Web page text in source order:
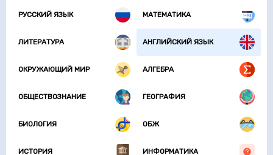
РУССКИЙ ЯЗЫК МАТЕМАТИКА
ЛИТЕРАТУРА АНГЛИЙСКИЙ ЯЗЫК
ОКРУЖАЮЩИЙ МИР АЛГЕБРА
ОБЩЕСТВОЗНАНИЕ ГЕОГРАФИЯ
БИОЛОГИЯ ОБЖ
ИСТОРИЯ ИНФОРМАТИКА